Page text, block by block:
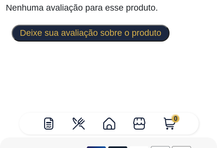
0
Nenhuma avaliação para esse produto.
Deixe sua avaliação sobre o produto